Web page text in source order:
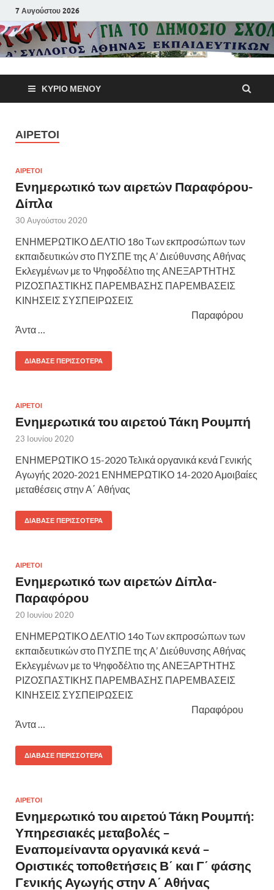
7 Αυγούστου 2026
Α΄
Αθηνών
ΚΎΡΙΟ ΜΕΝΟΎ
ΑΙΡΕΤΟΙ
ΑΙΡΕΤΟΙ
Ενημερωτικό των αιρετών Παραφόρου-
Δίπλα
30 Αυγούστου 2020
ΕΝΗΜΕΡΩΤΙΚΟ ΔΕΛΤΙΟ 18ο Των εκπροσώπων των
εκπαιδευτικών στο ΠΥΣΠΕ της Α’ Διεύθυνσης Αθήνας
Εκλεγμένων με το Ψηφοδέλτιο της ΑΝΕΞΑΡΤΗΤΗΣ
ΡΙΖΟΣΠΑΣΤΙΚΗΣ ΠΑΡΕΜΒΑΣΗΣ ΠΑΡΕΜΒΑΣΕΙΣ
ΚΙΝΗΣΕΙΣ ΣΥΣΠΕΙΡΩΣΕΙΣ
Παραφόρου
Άντα …
ΔΙΆΒΑΣΕ ΠΕΡΙΣΣΌΤΕΡΑ
ΑΙΡΕΤΟΙ
Ενημερωτικά του αιρετού Τάκη Ρουμπή
23 Ιουνίου 2020
ΕΝΗΜΕΡΩΤΙΚΟ 15-2020 Τελικά οργανικά κενά Γενικής
Αγωγής 2020-2021 ΕΝΗΜΕΡΩΤΙΚΟ 14-2020 Αμοιβαίες
μεταθέσεις στην Α΄ Αθήνας
ΔΙΆΒΑΣΕ ΠΕΡΙΣΣΌΤΕΡΑ
ΑΙΡΕΤΟΙ
Ενημερωτικό των αιρετών Δίπλα-
Παραφόρου
20 Ιουνίου 2020
ΕΝΗΜΕΡΩΤΙΚΟ ΔΕΛΤΙΟ 14ο Των εκπροσώπων των
εκπαιδευτικών στο ΠΥΣΠΕ της Α’ Διεύθυνσης Αθήνας
Εκλεγμένων με το Ψηφοδέλτιο της ΑΝΕΞΑΡΤΗΤΗΣ
ΡΙΖΟΣΠΑΣΤΙΚΗΣ ΠΑΡΕΜΒΑΣΗΣ ΠΑΡΕΜΒΑΣΕΙΣ
ΚΙΝΗΣΕΙΣ ΣΥΣΠΕΙΡΩΣΕΙΣ
Παραφόρου
Άντα …
ΔΙΆΒΑΣΕ ΠΕΡΙΣΣΌΤΕΡΑ
ΑΙΡΕΤΟΙ
Ενημερωτικό του αιρετού Τάκη Ρουμπή:
Υπηρεσιακές μεταβολές –
Εναπομείναντα οργανικά κενά –
Οριστικές τοποθετήσεις Β΄ και Γ΄ φάσης
Γενικής Αγωγής στην Α΄ Αθήνας